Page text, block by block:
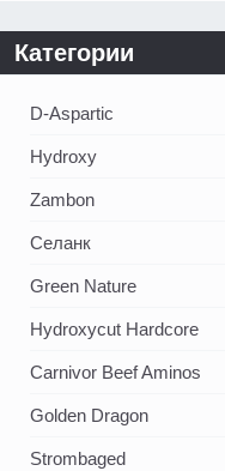
Категории
D-Aspartic
Hydroxy
Zambon
Селанк
Green Nature
Hydroxycut Hardcore
Carnivor Beef Aminos
Golden Dragon
Strombaged